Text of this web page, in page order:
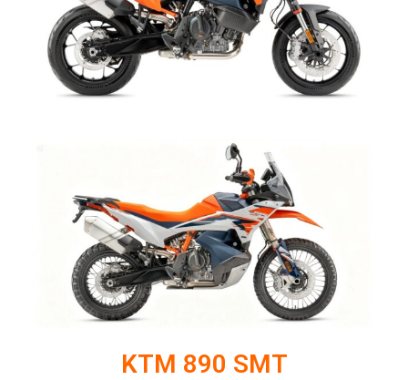
KTM 890 SMT